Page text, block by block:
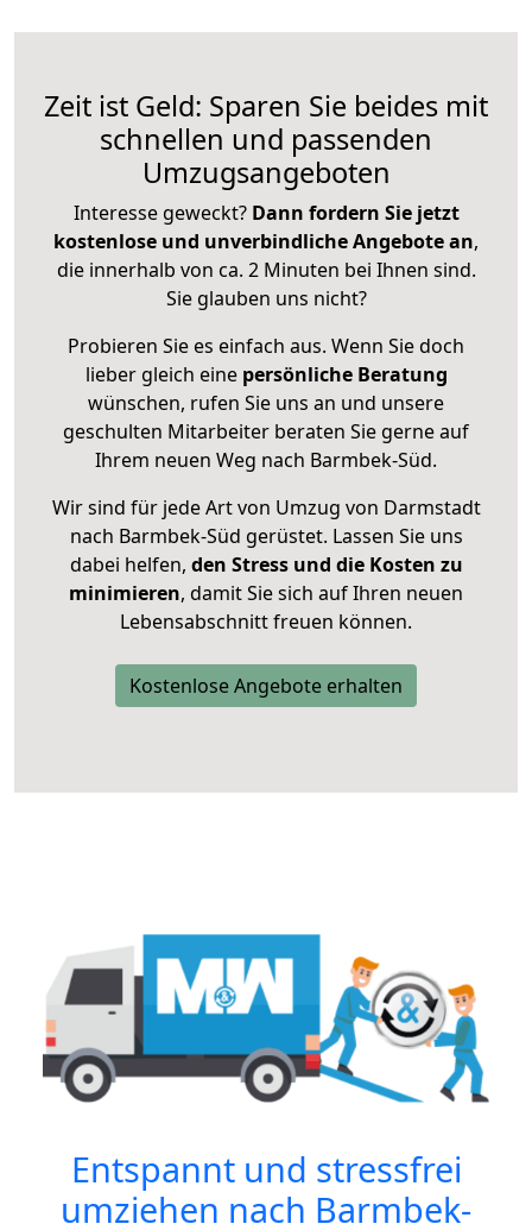
Zeit ist Geld: Sparen Sie beides mit
schnellen und passenden
Umzugsangeboten
Interesse geweckt? Dann fordern Sie jetzt
kostenlose und unverbindliche Angebote an,
die innerhalb von ca. 2 Minuten bei Ihnen sind.
Sie glauben uns nicht?
Probieren Sie es einfach aus. Wenn Sie doch
lieber gleich eine persönliche Beratung
wünschen, rufen Sie uns an und unsere
geschulten Mitarbeiter beraten Sie gerne auf
Ihrem neuen Weg nach Barmbek-Süd.
Wir sind für jede Art von Umzug von Darmstadt
nach Barmbek-Süd gerüstet. Lassen Sie uns
dabei helfen, den Stress und die Kosten zu
minimieren, damit Sie sich auf Ihren neuen
Lebensabschnitt freuen können.
Kostenlose Angebote erhalten
Entspannt und stressfrei
umziehen nach Barmbek-